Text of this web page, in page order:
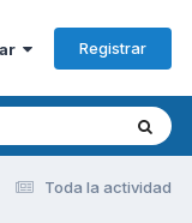
Registrar
Toda la actividad